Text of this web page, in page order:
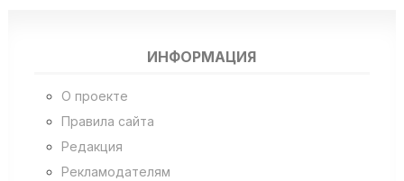
ИНФОРМАЦИЯ
О проекте
Правила сайта
Редакция
Рекламодателям